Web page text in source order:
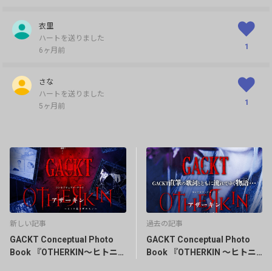
衣里
ハートを送りました
6ヶ月前
1
さな
ハートを送りました
5ヶ月前
1
新しい記事
GACKT Conceptual Photo
Book 『OTHERKIN〜ヒトニ
過去の記事
GACKT Conceptual Photo
Book 『OTHERKIN 〜ヒトニ